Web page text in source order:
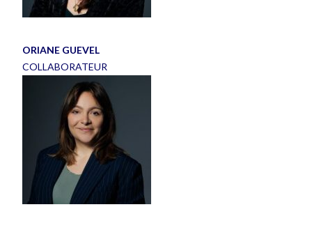
ORIANE GUEVEL
COLLABORATEUR